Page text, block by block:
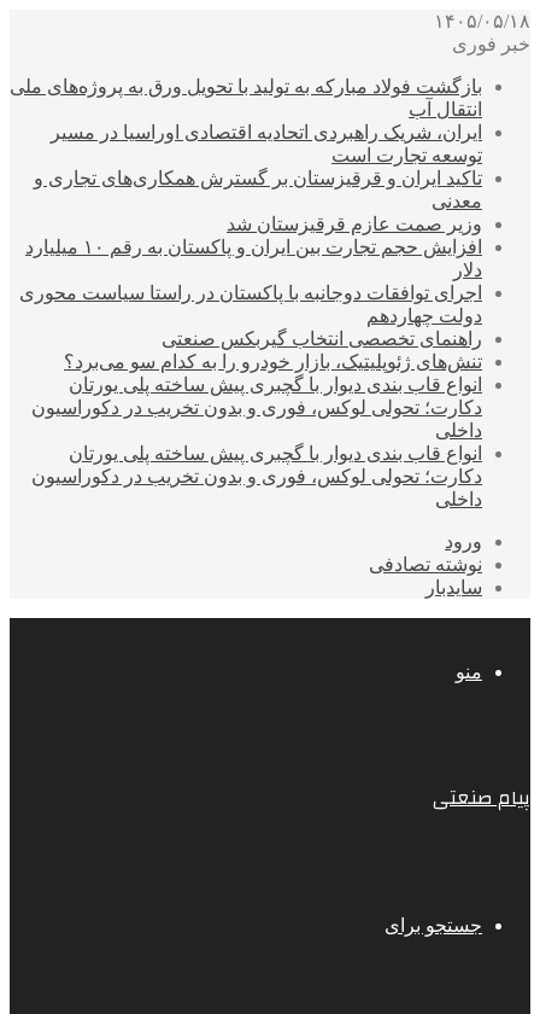
۱۴۰۵/۰۵/۱۸
خبر فوری
بازگشت فولاد مبارکه به تولید با تحویل ورق به پروژه‌های ملی
انتقال آب
ایران، شریک راهبردی اتحادیه اقتصادی اوراسیا در مسیر
توسعه تجارت است
تاکید ایران و قرقیزستان بر گسترش همکاری‌های تجاری و
معدنی
وزیر صمت عازم قرقیزستان شد
افزایش حجم تجارت بین ایران و پاکستان به رقم ۱۰ میلیارد
دلار
اجرای توافقات دوجانبه با پاکستان در راستا سیاست محوری
دولت چهاردهم
راهنمای تخصصی انتخاب گیربکس صنعتی
تنش‌های ژئوپلیتیک، بازار خودرو را به کدام سو می‌برد؟
انواع قاب بندی دیوار با گچبری پیش ساخته پلی یورتان
دکارت؛ تحولی لوکس، فوری و بدون تخریب در دکوراسیون
داخلی
انواع قاب بندی دیوار با گچبری پیش ساخته پلی یورتان
دکارت؛ تحولی لوکس، فوری و بدون تخریب در دکوراسیون
داخلی
ورود
نوشته تصادفی
سایدبار
منو
پیام صنعتی
جستجو برای